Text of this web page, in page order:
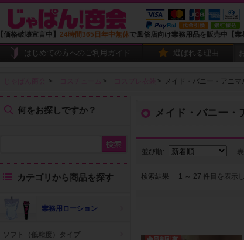
【価格破壊宣言中】 24時間365日年中無休で風俗店向け業務用品を販売中【業
はじめての方へのご利用ガイド 選ばれる理由
メイド・バニー・アニマ
何をお探しですか？
カテゴリから商品を探す
業務用ローション
ソフト（低粘度）タイプ
メイド・バニー・
並び順:
検索結果 1 ～ 27 件目を表示